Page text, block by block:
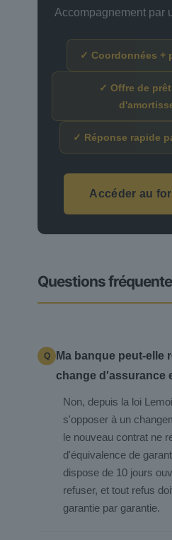
Accompagnement par
✓ Coordonnées +
✓ Offre de
✓ Réponse rapide
Accéder au
Questions
Ma banque peut-elle
change d'assurance
Non, depuis la loi
s'opposer à un
le nouveau contrat ne
d'équivalence de
dispose de 10 jours
refuser, et tout refus
garantie par garantie.